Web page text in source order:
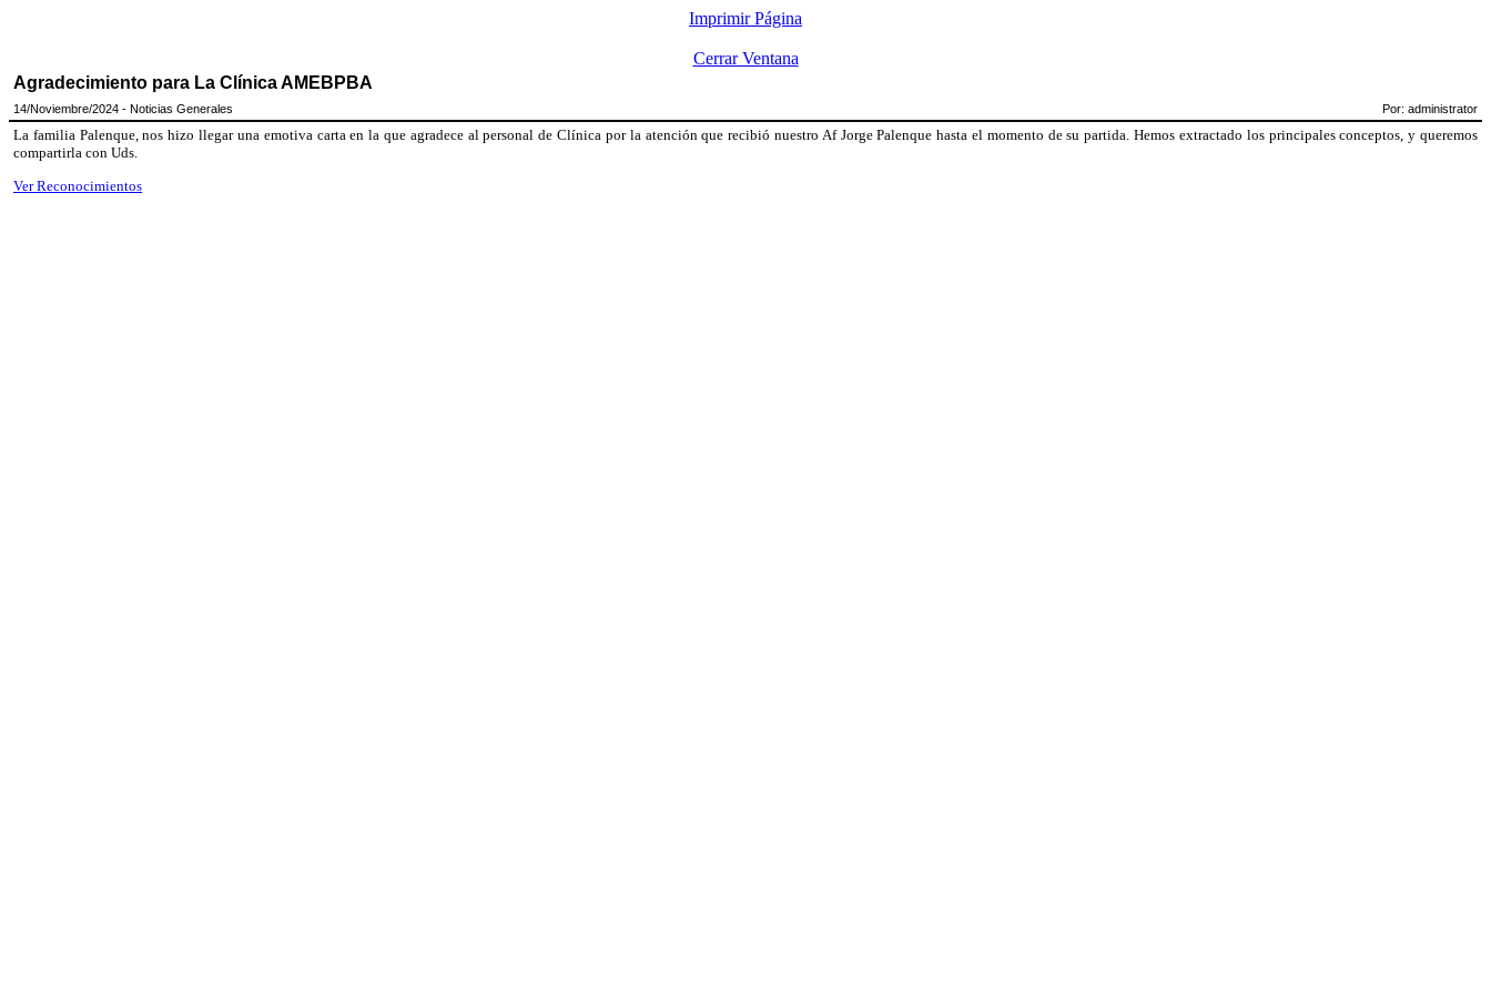
Imprimir Página
Cerrar Ventana
Agradecimiento para La Clínica AMEBPBA
14/Noviembre/2024 - Noticias Generales Por: administrator
La familia Palenque, nos hizo llegar una emotiva carta en la que agradece al personal de Clínica por la atención que recibió nuestro Af Jorge Palenque hasta el momento de su partida. Hemos extractado los principales conceptos, y queremos
compartirla con Uds.
Ver Reconocimientos